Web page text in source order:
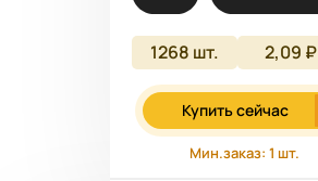
1268 шт. 2,09 ₽
Купить сейчас
Мин.заказ: 1 шт.